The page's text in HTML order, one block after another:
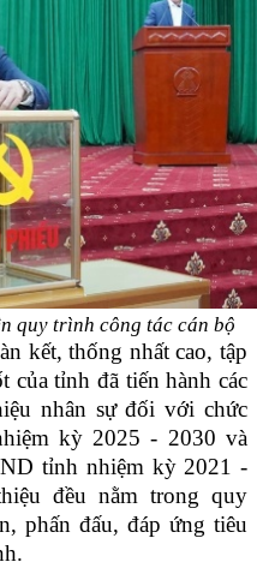
quy trình công tác cán bộ
kết, thống nhất cao, tập
của tỉnh đã tiến hành các
nhân sự đối với chức
kỳ 2025 - 2030 và
tỉnh nhiệm kỳ 2021 -
đều nằm trong quy
phấn đấu, đáp ứng tiêu